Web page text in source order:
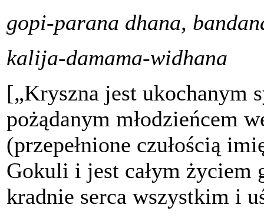
gopi-parana dhana,
kalija-damama-widhana
[„Kryszna jest ukochanym
pożądanym młodzieńcem
(przepełnione czułością
Gokuli i jest całym życiem
kradnie serca wszystkim i